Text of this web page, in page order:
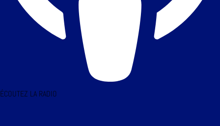
ÉCOUTEZ LA RADIO